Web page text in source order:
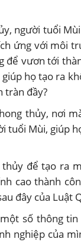
người tuổi
ứng với môi
để vươn tới
họ tạo ra
tràn đầy?
thủy, nơi
tuổi Mùi, giúp
để tạo ra
cao thành
đây của Luật
số thông
nghiệp của